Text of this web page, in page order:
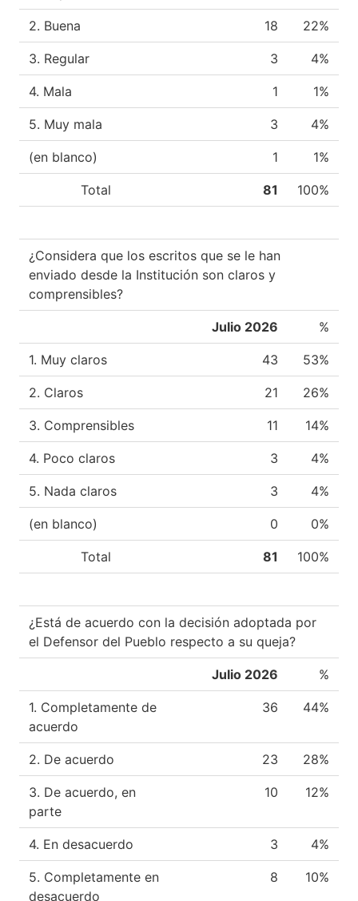
2. Buena 18 22%
3. Regular 3 4%
4. Mala 1 1%
5. Muy mala 3 4%
(en blanco) 1 1%
Total 81 100%
¿Considera que los escritos que se le han
enviado desde la Institución son claros y
comprensibles?
Julio 2026 %
1. Muy claros 43 53%
2. Claros 21 26%
3. Comprensibles 11 14%
4. Poco claros 3 4%
5. Nada claros 3 4%
(en blanco) 0 0%
Total 81 100%
¿Está de acuerdo con la decisión adoptada por
el Defensor del Pueblo respecto a su queja?
Julio 2026 %
1. Completamente de
acuerdo
36 44%
2. De acuerdo 23 28%
3. De acuerdo, en
parte
10 12%
4. En desacuerdo 3 4%
5. Completamente en
desacuerdo
8 10%